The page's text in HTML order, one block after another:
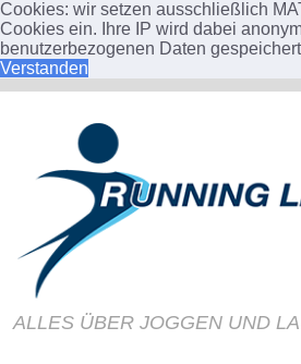
Cookies: wir setzen ausschließlich
Cookies ein. Ihre IP wird dabei
benutzerbezogenen Daten
Verstanden
ALLES ÜBER JOGGEN UND